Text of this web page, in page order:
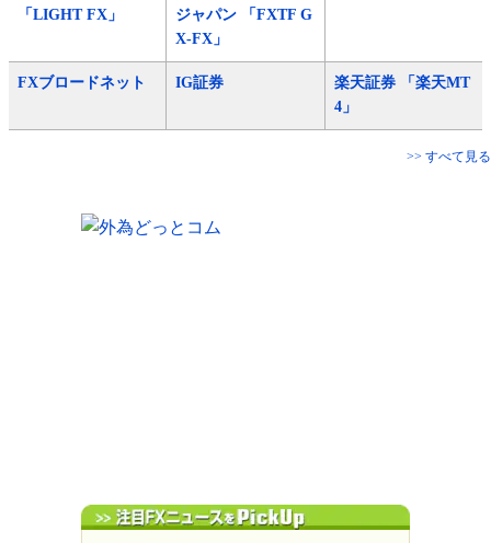
「LIGHT FX」
ジャパン 「FXTF G
X-FX」
FXブロードネット IG証券
楽天証券 「楽天MT
4」
>> すべて見る